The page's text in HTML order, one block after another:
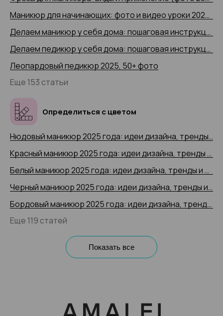
Маникюр для начинающих: фото и видео уроки 2025 года
Делаем маникюр у себя дома: пошаговая инструкция 2025 (+ видео)
Делаем педикюр у себя дома: пошаговая инструкция 2025 года с 50+ фото
Леопардовый педикюр 2025, 50+ фото
Еще 153 статьи
Определиться с цветом
Нюдовый маникюр 2025 года: идеи дизайна, тренды и новинки, 200+ фото
Красный маникюр 2025 года: идеи дизайна, тренды и новинки, 200+ фото
Белый маникюр 2025 года: идеи дизайна, тренды и новинки, 200+ фото
Черный маникюр 2025 года: идеи дизайна, тренды и новинки, 200+ фото
Бордовый маникюр 2025 года: идеи дизайна, тренды и новинки, 200+ фото
Еще 119 статей
Показать все